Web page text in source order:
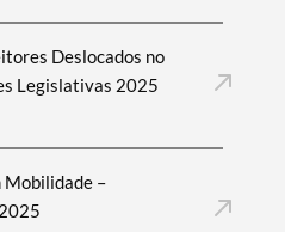
Deslocados no
Legislativas 2025
Mobilidade –